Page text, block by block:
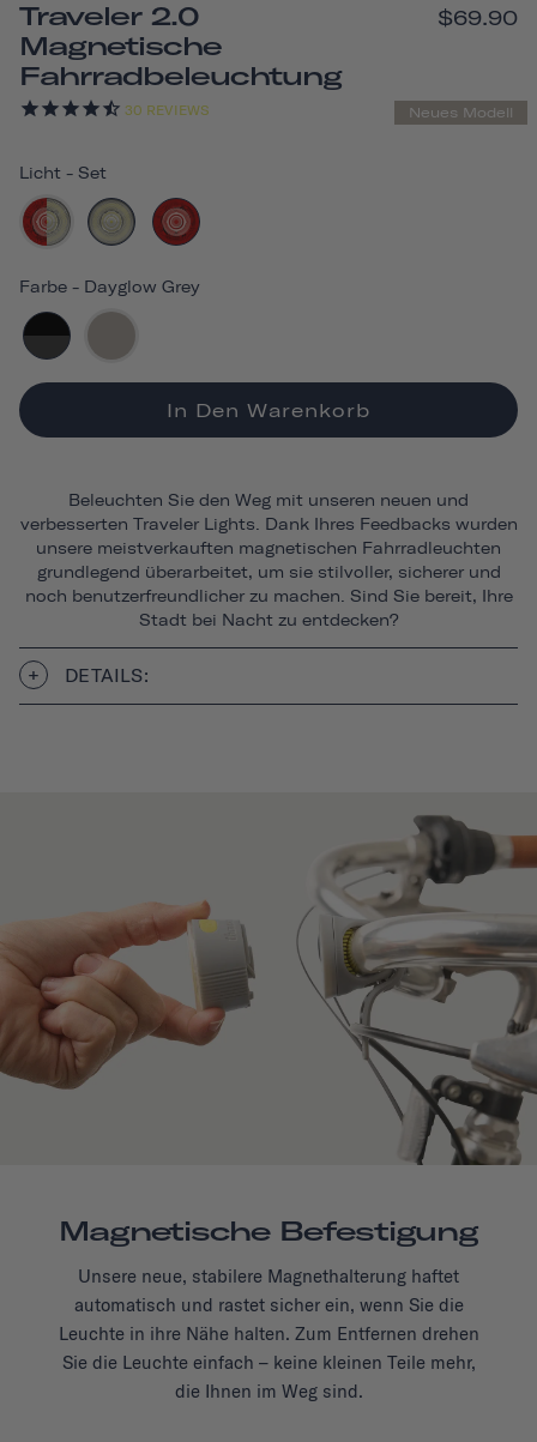
Traveler 2.0
Magnetische
Fahrradbeleuchtung
30 REVIEWS
$69.90
Neues Modell
Farbe - Dayglow Grey
Licht - Set
In Den Warenkorb
Beleuchten Sie den Weg mit unseren neuen und
verbesserten Traveler Lights. Dank Ihres Feedbacks wurden
unsere meistverkauften magnetischen Fahrradleuchten
grundlegend überarbeitet, um sie stilvoller, sicherer und
noch benutzerfreundlicher zu machen. Sind Sie bereit, Ihre
Stadt bei Nacht zu entdecken?
DETAILS:
Magnetische Befestigung
Unsere neue, stabilere Magnethalterung haftet
automatisch und rastet sicher ein, wenn Sie die
Leuchte in ihre Nähe halten. Zum Entfernen drehen
Sie die Leuchte einfach – keine kleinen Teile mehr,
die Ihnen im Weg sind.